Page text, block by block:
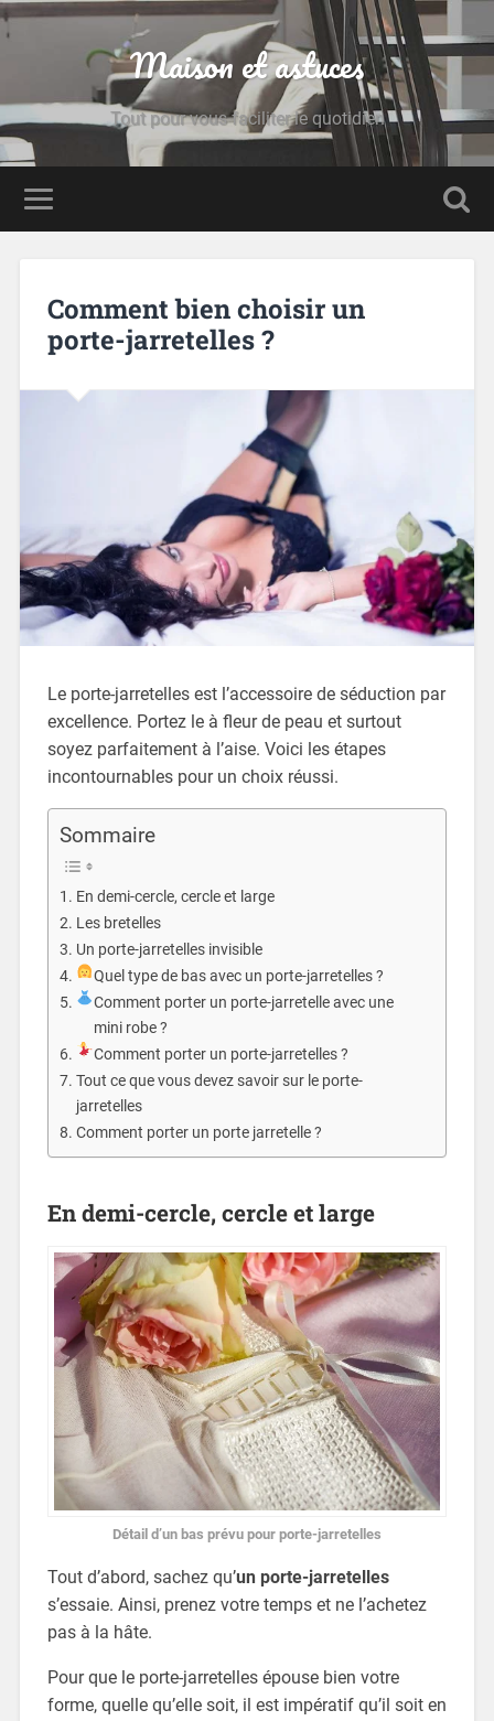
Maison et astuces
Tout pour vous faciliter le quotidien
Comment bien choisir un
porte-jarretelles ?
Le porte-jarretelles est l’accessoire de séduction par
excellence. Portez le à fleur de peau et surtout
soyez parfaitement à l’aise. Voici les étapes
incontournables pour un choix réussi.
Sommaire
En demi-cercle, cercle et large
Les bretelles
Un porte-jarretelles invisible
Quel type de bas avec un porte-jarretelles ?
Comment porter un porte-jarretelle avec une
mini robe ?
Comment porter un porte-jarretelles ?
Tout ce que vous devez savoir sur le porte-
jarretelles
Comment porter un porte jarretelle ?
En demi-cercle, cercle et large
Détail d’un bas prévu pour porte-jarretelles
Tout d’abord, sachez qu’un porte-jarretelles
s’essaie. Ainsi, prenez votre temps et ne l’achetez
pas à la hâte.
Pour que le porte-jarretelles épouse bien votre
forme, quelle qu’elle soit, il est impératif qu’il soit en